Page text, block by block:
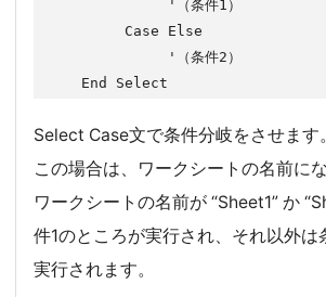
     End Select
Select Case文で条件分岐をさせます
この場合は、ワークシートの名前にな
ワークシートの名前が “Sheet1” か
件1のところが実行され、それ以外は
実行されます。